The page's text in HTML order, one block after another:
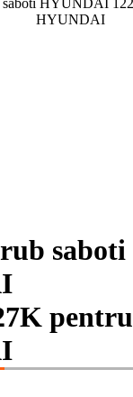
saboti
pentru